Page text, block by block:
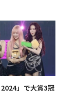
」で大賞3冠